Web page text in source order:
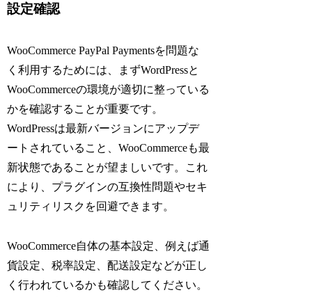
設定確認
WooCommerce PayPal Paymentsを問題な
く利用するためには、まずWordPressと
WooCommerceの環境が適切に整っている
かを確認することが重要です。
WordPressは最新バージョンにアップデ
ートされていること、WooCommerceも最
新状態であることが望ましいです。これ
により、プラグインの互換性問題やセキ
ュリティリスクを回避できます。
WooCommerce自体の基本設定、例えば通
貨設定、税率設定、配送設定などが正し
く行われているかも確認してください。